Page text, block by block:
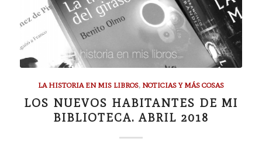
LA HISTORIA EN MIS LIBROS, NOTICIAS Y MÁS COSAS
LOS NUEVOS HABITANTES DE MI
BIBLIOTECA. ABRIL 2018